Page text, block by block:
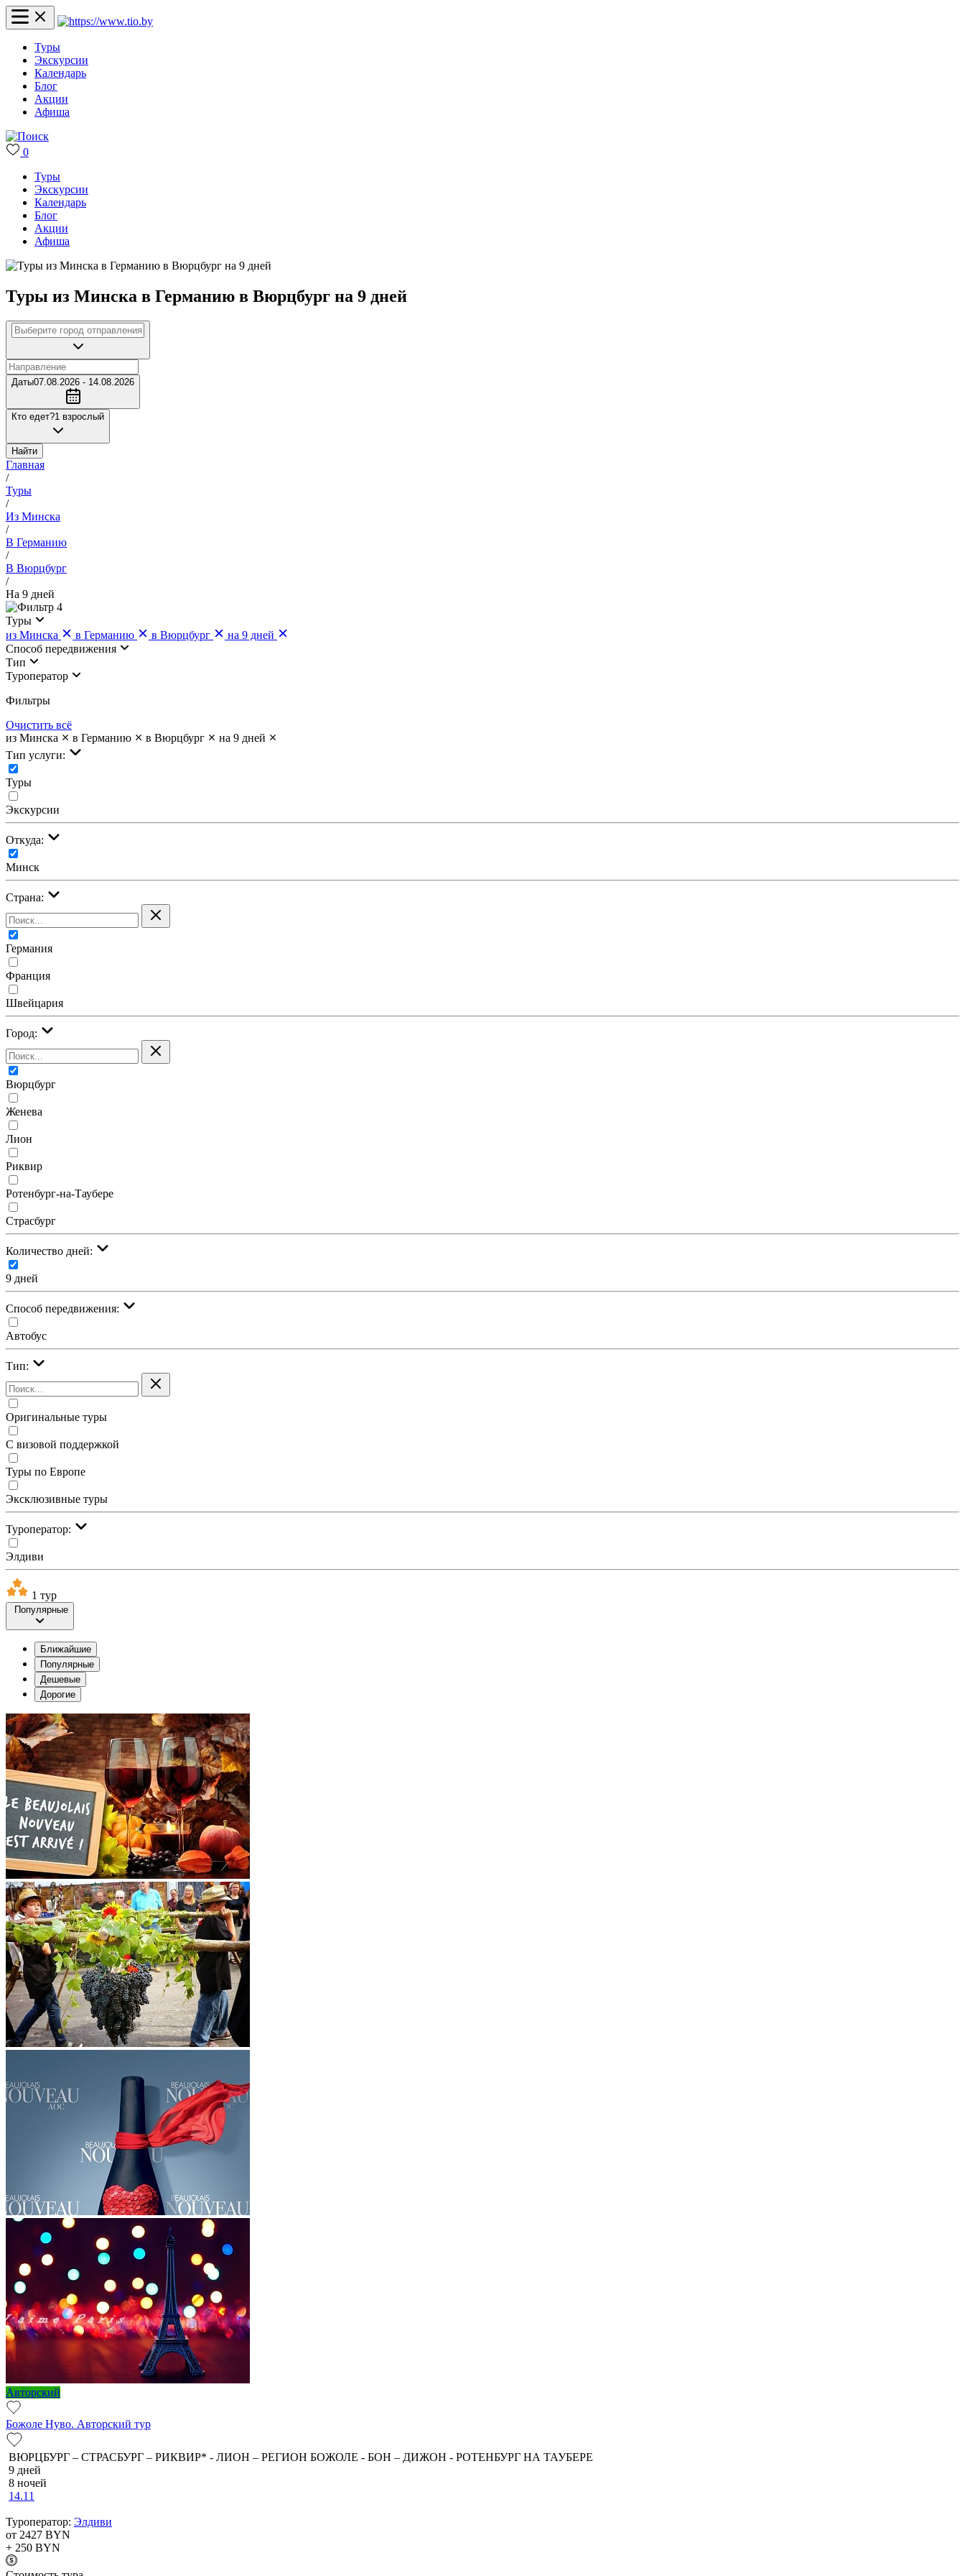
Туры
Экскурсии
Календарь
Блог
Акции
Афиша
0
Туры
Экскурсии
Календарь
Блог
Акции
Афиша
Туры из Минска в Германию в Вюрцбург на 9 дней
Даты07.08.2026 - 14.08.2026
Кто едет?1 взрослый
Найти
Главная
/
Туры
/
Из Минска
/
В Германию
/
В Вюрцбург
/
На 9 дней
4
Туры
из Минска
в Германию в Вюрцбург
на 9 дней
Cпособ передвижения
Тип
Туроператор
Фильтры
Очистить всё
из Минска
в Германию в Вюрцбург
на 9 дней
Тип услуги:
Туры
Экскурсии
Откуда:
Минск
Страна:
Германия
Франция
Швейцария
Город:
Вюрцбург
Женева
Лион
Риквир
Ротенбург-на-Таубере
Страсбург
Количество дней:
9 дней
Cпособ передвижения:
Автобус
Тип:
Оригинальные туры
С визовой поддержкой
Туры по Европе
Эксклюзивные туры
Туроператор:
Элдиви
1 тур
Популярные
Ближайшие
Популярные
Дешевые
Дорогие
Авторский
Божоле Нуво. Авторский тур
ВЮРЦБУРГ – СТРАСБУРГ – РИКВИР* - ЛИОН – РЕГИОН БОЖОЛЕ - БОН – ДИЖОН - РОТЕНБУРГ НА ТАУБЕРЕ
9 дней
8 ночей
14.11
Туроператор: Элдиви
от 2427 BYN
+ 250 BYN